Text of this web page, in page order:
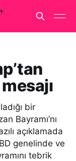
bir
Bayramı’nı
açıklamada
genelinde ve
tebrik